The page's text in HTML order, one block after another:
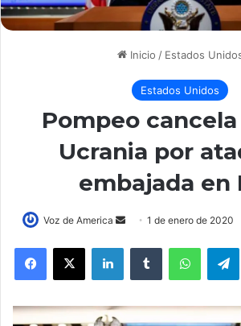
Inicio / Estados
Estados Unidos
Pompeo
Ucrania por
embajada en
Voz de America
S
d
1 de enero de 2020